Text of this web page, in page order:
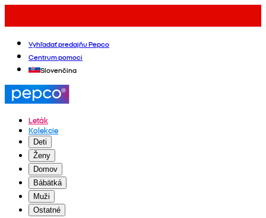
Vyhľadať predajňu Pepco
Centrum pomoci
Slovenčina
Leták
Kolekcie
Deti
Ženy
Domov
Bábätká
Muži
Ostatné